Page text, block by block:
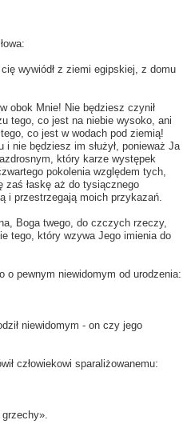
wywiódł z ziemi egipskiej, z domu
obok Mnie! Nie będziesz czynił
tego, co jest na niebie wysoko, ani
co jest w wodach pod ziemią!
i nie będziesz im służył, ponieważ Ja
który karze występek
pokolenia względem tych,
zaś łaskę aż do tysiącznego
i przestrzegają moich przykazań.
Boga twego, do czczych rzeczy,
tego, który wzywa Jego imienia do
o pewnym niewidomym od urodzenia:
niewidomym - on czy jego
człowiekowi sparaliżowanemu: